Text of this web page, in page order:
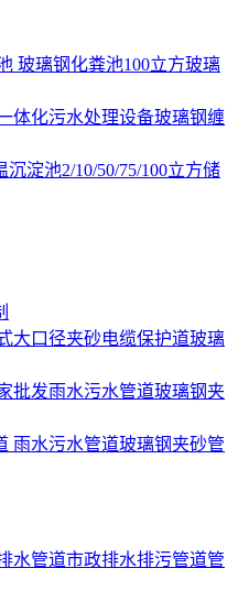
玻璃钢化粪池100立方玻璃
体化污水处理设备玻璃钢缠
淀池2/10/50/75/100立方储
大口径夹砂电缆保护道玻璃
批发雨水污水管道玻璃钢夹
雨水污水管道玻璃钢夹砂管
水管道市政排水排污管道管